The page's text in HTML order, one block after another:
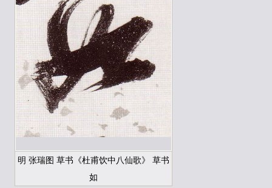
明 张瑞图 草书《杜甫饮中八仙歌》 草书
如